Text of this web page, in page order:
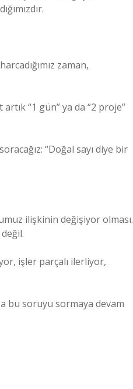
zaman,
“1 gün” ya da “2 proje”
“Doğal sayı diye bir
ilişkinin değişiyor olması.
işler parçalı ilerliyor,
bu soruyu sormaya devam